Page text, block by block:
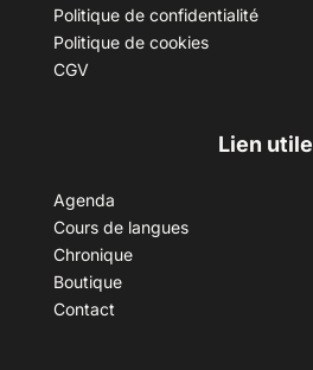
Politique de confidentialité
Politique de cookies
CGV
Lien utile
Agenda
Cours de langues
Chronique
Boutique
Contact